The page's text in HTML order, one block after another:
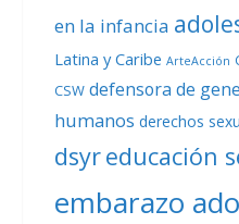
en la infancia
Latina y Caribe ArteAcción
CSW defensora de
humanos derechos
dsyreducación
embarazo